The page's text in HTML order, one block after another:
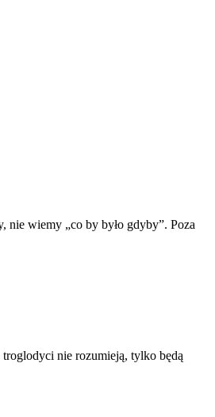
nie wiemy „co by było gdyby”. Poza
troglodyci nie rozumieją, tylko będą